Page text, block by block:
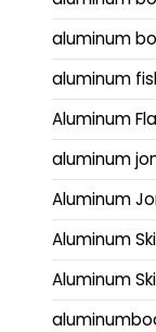
aluminum
aluminum
Aluminum
aluminum
Aluminum
Aluminum
Aluminum